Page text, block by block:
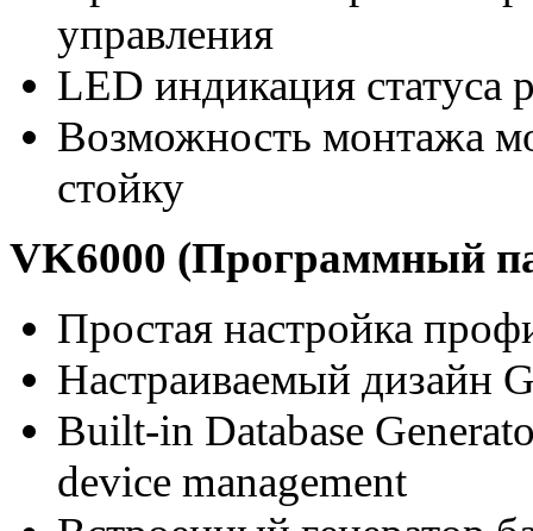
управления
LED индикация статуса
Возможность монтажа
стойку
VK6000 (Программный
Простая настройка
Настраиваемый дизайн
Built-in Database
device management